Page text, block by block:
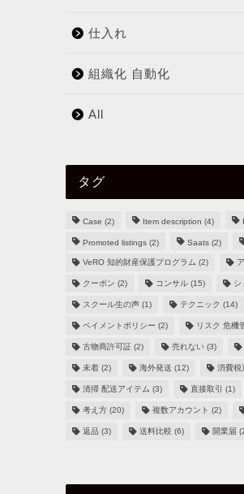
仕入れ
組織化 自動化
All
タグ
Case (2) Item description (4)
Promoted listings(2) Saats(2)
VeRO 知的財産保護プログラム (2)
クーポン (2) コンサル(15) シ
スクール生の声(1) テクニック (14)
ペイメントポリシー (2) リスク 危機
古物商許可証(2) 売れない(3)
未着(2) 海外発送 (12) 消費税
清掃 配送アイテム (3) 直接取引 (1)
考え方(20) 複数アカウント (2)
返品(3) 送料比較 (6) 開業届